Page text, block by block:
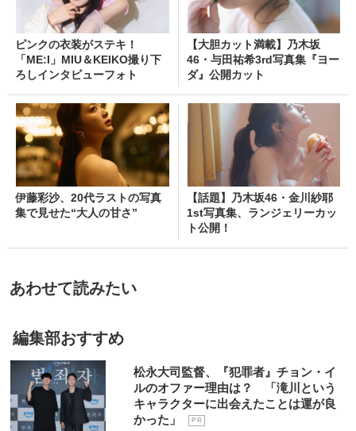
ピンクの衣装がステキ！
「ME:I」MIU＆KEIKO撮り下
ろしインタビューフォト
【大胆カット満載】乃木坂
46・与田祐希3rd写真集『ヨー
ダ』公開カット
伊藤彩沙、20代ラストの写真
集で見せた“大人の甘さ”
【話題】乃木坂46・金川紗耶
1st写真集、ランジェリーカッ
ト公開！
あわせて読みたい
編集部おすすめ
松永大司監督、『犯罪者』チョン・イ
ルのオファー理由は？ 「滝川という
キャラクターに出会えたことは運が良
かった」
P R